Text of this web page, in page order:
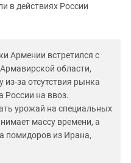
в действиях России
Армении встретился с
области,
за отсутствия рынка
России на ввоз.
урожай на специальных
массу времени, а
помидоров из Ирана,